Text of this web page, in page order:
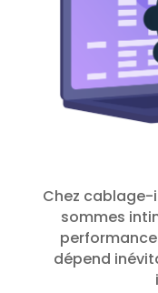
Chez
sommes
dépend